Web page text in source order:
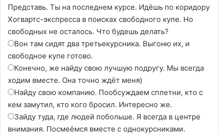
Представь. Ты на последнем курсе. Идëшь по коридору
Хогвартс-экспресса в поисках свободного купе. Но
свободных не осталось. Что будешь делать?
Вон там сидят два третьекурсника. Выгоню их, и
свободное купе готово.
Конечно, же найду свою лучшую подругу. Мы всегда
ходим вместе. Она точно ждëт меня)
Найду свою компанию. Пообсуждаем сплетни, кто с
кем замутил, кто кого бросил. Интересно же.
Зайду туда, где людей побольше. Я всегда в центре
внимания. Посмеëмся вместе с однокурсниками.